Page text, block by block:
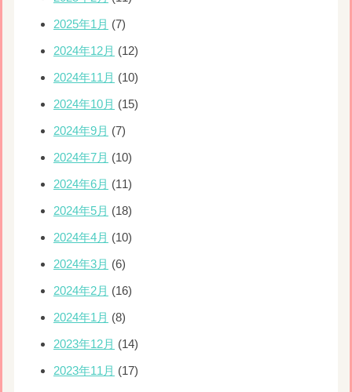
2025年1月 (7)
2024年12月 (12)
2024年11月 (10)
2024年10月 (15)
2024年9月 (7)
2024年7月 (10)
2024年6月 (11)
2024年5月 (18)
2024年4月 (10)
2024年3月 (6)
2024年2月 (16)
2024年1月 (8)
2023年12月 (14)
2023年11月 (17)